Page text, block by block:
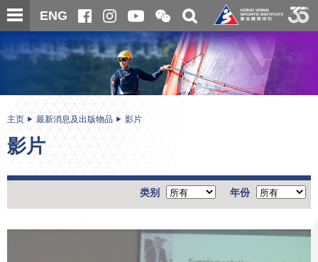
跳
至
内
ENG
开
合
微
信
二
维
码
关
搜
寻
内
主页 最新消息及出版物品 影片
影片
年份
类别